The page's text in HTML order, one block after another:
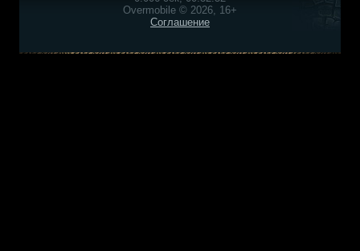
Overmobile © 2026, 16+
Соглашение